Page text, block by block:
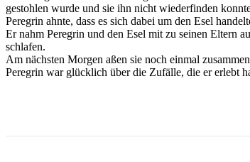
gestohlen wurde und sie ihn nicht wiederfinden
Peregrin ahnte, dass es sich dabei um den Esel
Er nahm Peregrin und den Esel mit zu seinen Eltern
schlafen.
Am nächsten Morgen aßen sie noch einmal
Peregrin war glücklich über die Zufälle, die er erlebt